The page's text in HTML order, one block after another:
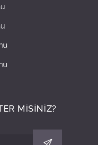
MİSİNİZ?